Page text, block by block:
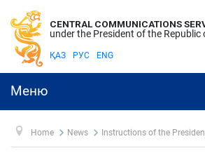
CENTRAL COMMUNICATIONS
under the President of the
ҚАЗ РУС ENG
Меню
Home News Instructions of the